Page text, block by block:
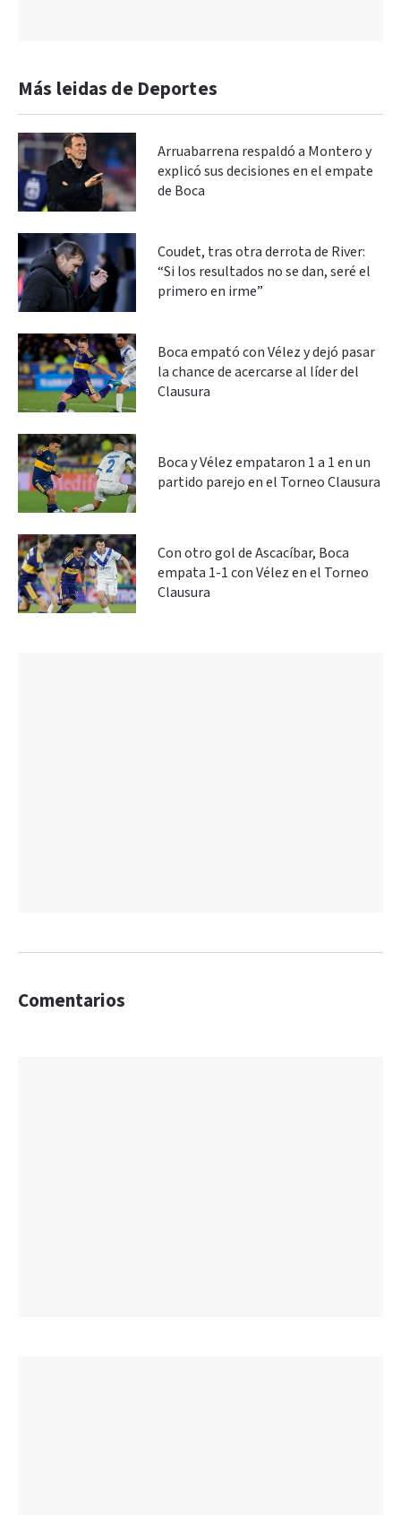
Más leidas de Deportes
Arruabarrena respaldó a Montero y
explicó sus decisiones en el empate
de Boca
Coudet, tras otra derrota de River:
“Si los resultados no se dan, seré el
primero en irme”
Boca empató con Vélez y dejó pasar
la chance de acercarse al líder del
Clausura
Boca y Vélez empataron 1 a 1 en un
partido parejo en el Torneo Clausura
Con otro gol de Ascacíbar, Boca
empata 1-1 con Vélez en el Torneo
Clausura
Comentarios